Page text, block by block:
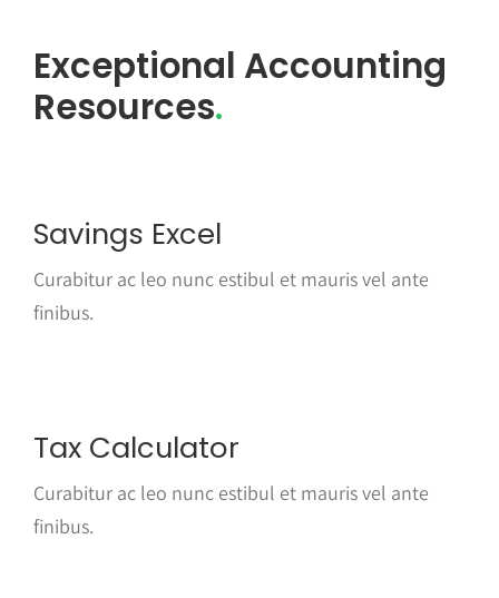
Exceptional Accounting
Resources.
Savings Excel
Curabitur ac leo nunc estibul et mauris vel ante
finibus.
Tax Calculator
Curabitur ac leo nunc estibul et mauris vel ante
finibus.